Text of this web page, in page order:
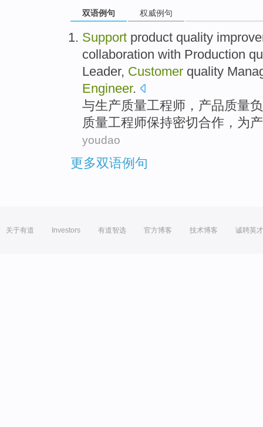
双语例句 权威例句
Support product quality
collaboration with Production
Leader, Customer quality
Engineer.
与生产质量工程师 ， 产品质量
质量工程师保持密切合作 ，为
youdao
更多双语例句
关于有道 Investors 有道智选 官方博客 技术博客 诚聘英才